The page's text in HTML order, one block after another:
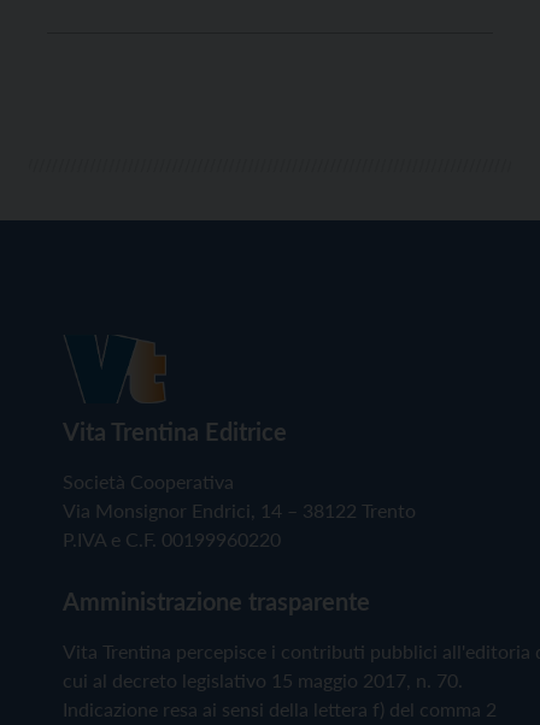
Vita Trentina Editrice
Società Cooperativa
Via Monsignor Endrici, 14 – 38122 Trento
P.IVA e C.F. 00199960220
Amministrazione trasparente
Vita Trentina percepisce i contributi pubblici all'editoria
cui al decreto legislativo 15 maggio 2017, n. 70.
Indicazione resa ai sensi della lettera f) del comma 2